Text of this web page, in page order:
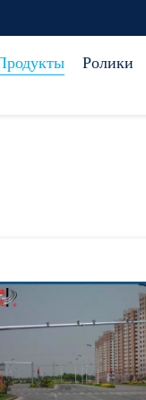
Ролики